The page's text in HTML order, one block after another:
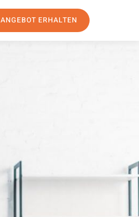
ANGEBOT ERHALTEN